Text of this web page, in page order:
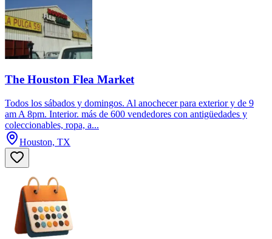
The Houston Flea Market
Todos los sábados y domingos. Al anochecer para exterior y de 9
am A 8pm. Interior. más de 600 vendedores con antigüedades y
coleccionables, ropa, a...
Houston, TX